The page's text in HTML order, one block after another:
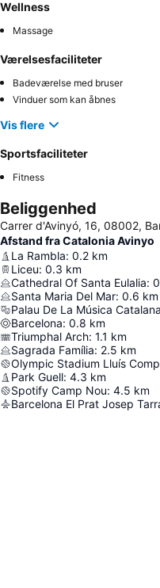
Wellness
Massage
Værelsesfaciliteter
Badeværelse med bruser
Vinduer som kan åbnes
Vis flere
Sportsfaciliteter
Fitness
Beliggenhed
Carrer d'Avinyó, 16, 08002,
Afstand fra Catalonia Avinyo
La Rambla: 0.2 km
Liceu: 0.3 km
Cathedral Of Santa Eulalia:
Santa Maria Del Mar: 0.6 km
Palau De La Música Catalana
Barcelona: 0.8 km
Triumphal Arch: 1.1 km
Sagrada Família: 2.5 km
Olympic Stadium Lluís
Park Guell: 4.3 km
Spotify Camp Nou: 4.5 km
Barcelona El Prat Josep